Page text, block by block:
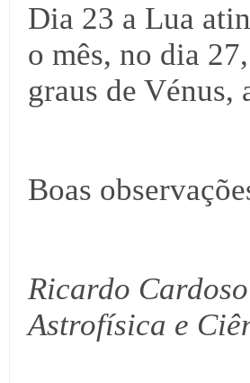
Dia 23 a Lua
o mês, no dia
graus de Vénus,
Boas
Ricardo
Astrofísica e